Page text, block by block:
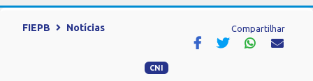
FIEPB Notícias Compartilhar
CNI